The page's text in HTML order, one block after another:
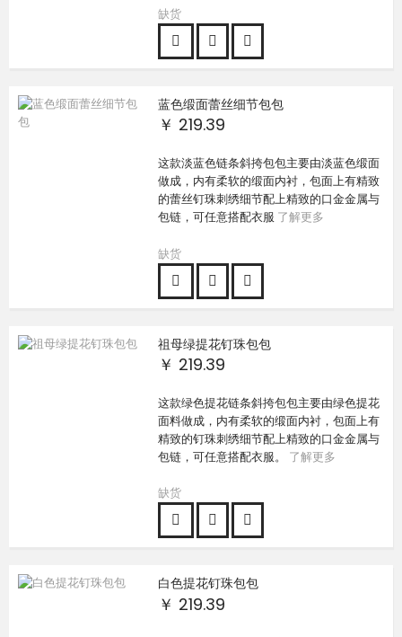
缺货
蓝色缎面蕾丝细节包包
￥ 219.39
这款淡蓝色链条斜挎包包主要由淡蓝色缎面
做成，内有柔软的缎面内衬，包面上有精致
的蕾丝钉珠刺绣细节配上精致的口金金属与
包链，可任意搭配衣服 了解更多
缺货
祖母绿提花钉珠包包
￥ 219.39
这款绿色提花链条斜挎包包主要由绿色提花
面料做成，内有柔软的缎面内衬，包面上有
精致的钉珠刺绣细节配上精致的口金金属与
包链，可任意搭配衣服。 了解更多
缺货
白色提花钉珠包包
￥ 219.39